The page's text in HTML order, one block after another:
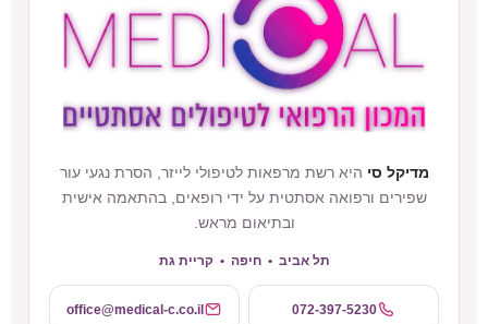
מדיקל סיהיא רשת מרפאות לטיפולי לייזר, הסרת נגעי עור
שפירים ורפואה אסתטית על ידי רופאים, בהתאמה אישית
ובתיאום מראש.
תל אביב • חיפה • קריית גת
072-397-5230
office@medical-c.co.il